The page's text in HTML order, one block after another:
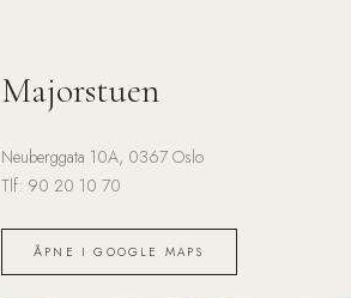
Majorstuen
Neuberggata 10A, 0367 Oslo
Tlf: 90 20 10 70
ÅPNE I GOOGLE MAPS